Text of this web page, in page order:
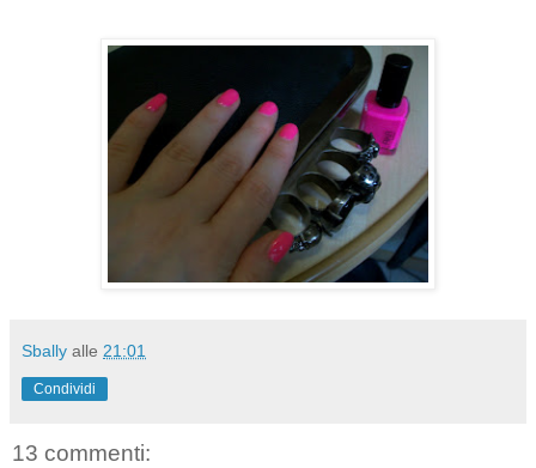
Sbally alle 21:01
Condividi
13 commenti: